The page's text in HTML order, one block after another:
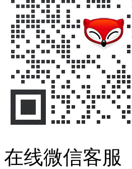
在线微信客服